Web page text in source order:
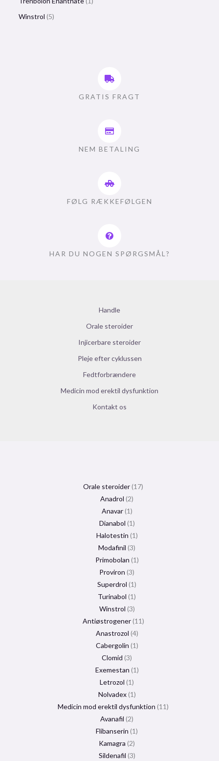
Winstrol 5
GRATIS FRAGT
NEM BETALING
FØLG RÆKKEFØLGEN
HAR DU NOGEN SPØRGSMÅL?
Handle
Orale steroider
Injicerbare steroider
Pleje efter cyklussen
Fedtforbrændere
Medicin mod erektil dysfunktion
Kontakt os
Orale steroider 17
Anadrol 2
Anavar 1
Dianabol 1
Halotestin 1
Modafinil 3
Primobolan 1
Proviron 3
Superdrol 1
Turinabol 1
Winstrol 3
Antiøstrogener 11
Anastrozol 4
Cabergolin 1
Clomid 3
Exemestan 1
Letrozol 1
Nolvadex 1
Medicin mod erektil dysfunktion 11
Avanafil 2
Flibanserin 1
Kamagra 2
Sildenafil 3